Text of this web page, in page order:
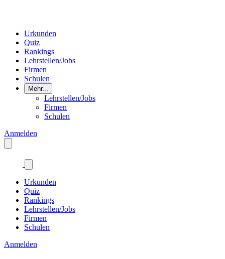
Urkunden
Quiz
Rankings
Lehrstellen/Jobs
Firmen
Schulen
Mehr...
Lehrstellen/Jobs
Firmen
Schulen
Anmelden
Urkunden
Quiz
Rankings
Lehrstellen/Jobs
Firmen
Schulen
Anmelden